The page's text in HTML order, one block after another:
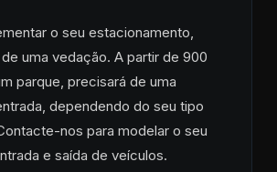
o seu estacionamento,
uma vedação. A partir de 900
parque, precisará de uma
dependendo do seu tipo
nos para modelar o seu
e saída de veículos.